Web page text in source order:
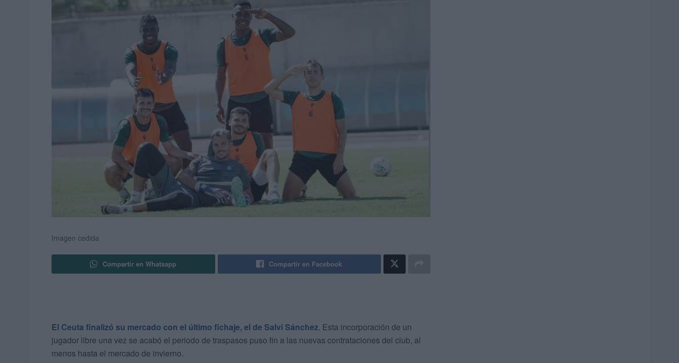
Imagen cedida
Compartir en Whatsapp Compartir en Facebook
El Ceuta finalizó su mercado con el último fichaje, el de Salvi Sánchez. Esta incorporación de un
jugador libre una vez se acabó el periodo de traspasos puso fin a las nuevas contrataciones del club, al
menos hasta el mercado de invierno.